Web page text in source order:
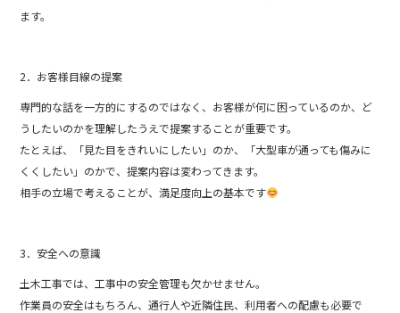
ます。
2．お客様目線の提案
専門的な話を一方的にするのではなく、お客様が何に困っているのか、ど
うしたいのかを理解したうえで提案することが重要です。
たとえば、「見た目をきれいにしたい」のか、「大型車が通っても傷みに
くくしたい」のかで、提案内容は変わってきます。
相手の立場で考えることが、満足度向上の基本です
3．安全への意識
土木工事では、工事中の安全管理も欠かせません。
作業員の安全はもちろん、通行人や近隣住民、利用者への配慮も必要で